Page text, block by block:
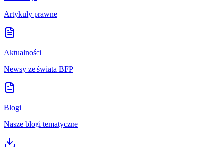
Artykuły prawne
Aktualności
Newsy ze świata BFP
Blogi
Nasze blogi tematyczne